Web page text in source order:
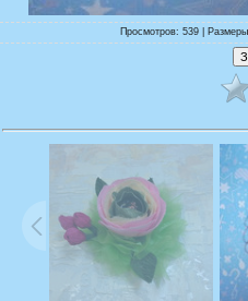
Просмотров: 539 |